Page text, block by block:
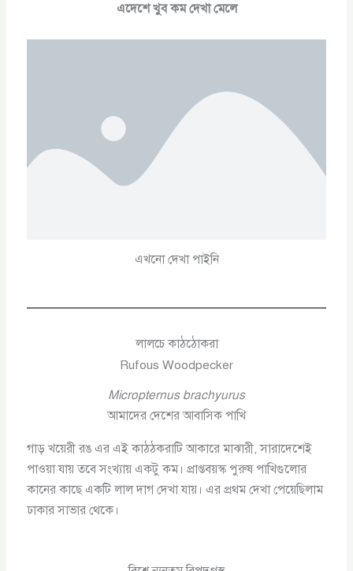
এদেশে খুব কম দেখা মেলে
এখনো দেখা পাইনি
লালচে কাঠঠোকরা
Rufous Woodpecker
Micropternus brachyurus
আমাদের দেশের আবাসিক পাখি
গাড় খয়েরী রঙ এর এই কাঠঠকরাটি আকারে মাঝারী, সারাদেশেই
পাওয়া যায় তবে সংখ্যায় একটু কম। প্রাপ্তবয়স্ক পুরুষ পাখিগুলোর
কানের কাছে একটি লাল দাগ দেখা যায়। এর প্রথম দেখা পেয়েছিলাম
ঢাকার সাভার থেকে।